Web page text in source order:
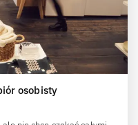
osobisty